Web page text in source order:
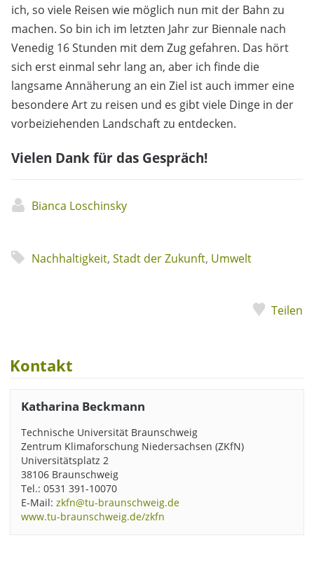
ich, so viele Reisen wie möglich nun mit der Bahn zu
machen. So bin ich im letzten Jahr zur Biennale nach
Venedig 16 Stunden mit dem Zug gefahren. Das hört
sich erst einmal sehr lang an, aber ich finde die
langsame Annäherung an ein Ziel ist auch immer eine
besondere Art zu reisen und es gibt viele Dinge in der
vorbeiziehenden Landschaft zu entdecken.
Vielen Dank für das Gespräch!
Bianca Loschinsky
Nachhaltigkeit, Stadt der Zukunft, Umwelt
Teilen
Kontakt
Katharina Beckmann
Technische Universität Braunschweig
Zentrum Klimaforschung Niedersachsen (ZKfN)
Universitätsplatz 2
38106 Braunschweig
Tel.: 0531 391-10070
E-Mail: zkfn@tu-braunschweig.de
www.tu-braunschweig.de/zkfn